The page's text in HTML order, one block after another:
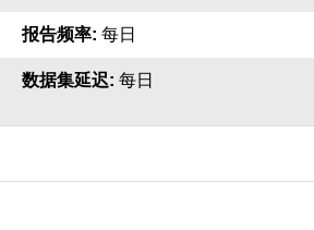
报告频率 每日
数据集延迟 每日